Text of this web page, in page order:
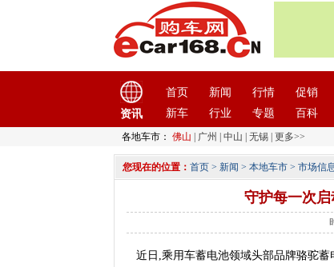
资讯
首页 新闻 行情
促销
新车
行业 专题 百科
各地车市： 佛山 广州 中山 无锡 更多>>
您现在的位置： 首页 > 新闻 > 本地车市 > 市场信
守护每一次
近日,乘用车蓄电池领域头部品牌骆驼